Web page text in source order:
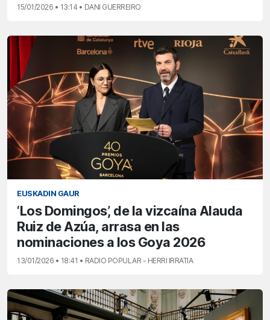
15/01/2026 • 13:14 • DANI GUERREIRO
EUSKADIN GAUR
‘Los Domingos’, de la vizcaína Alauda
Ruiz de Azúa, arrasa en las
nominaciones a los Goya 2026
13/01/2026 • 18:41 • RADIO POPULAR - HERRI IRRATIA